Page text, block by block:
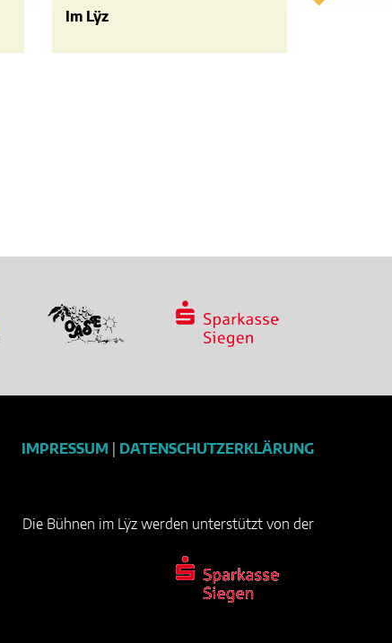
Im Lÿz
IMPRESSUM DATENSCHUTZERKLÄRUNG
Die Bühnen im Lÿz werden unterstützt von der